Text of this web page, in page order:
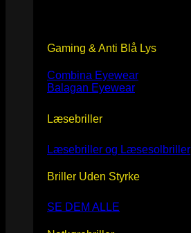
Gaming & Anti Blå Lys
Combina Eyewear
Balagan Eyewear
Læsebriller
Læsebriller og Læsesolbriller
Briller Uden Styrke
SE DEM ALLE